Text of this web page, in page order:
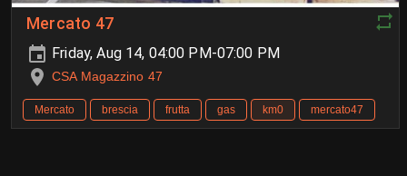
Mercato 47
Friday, Aug 14, 04:00 PM-07:00 PM
CSA Magazzino 47
Mercato brescia frutta gas km0 mercato47